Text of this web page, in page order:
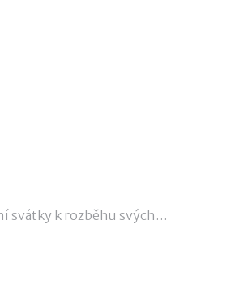
svátky k rozběhu svých…